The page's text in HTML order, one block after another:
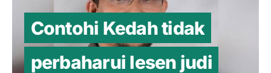
Contohi Kedah tidak
perbaharui lesen judi